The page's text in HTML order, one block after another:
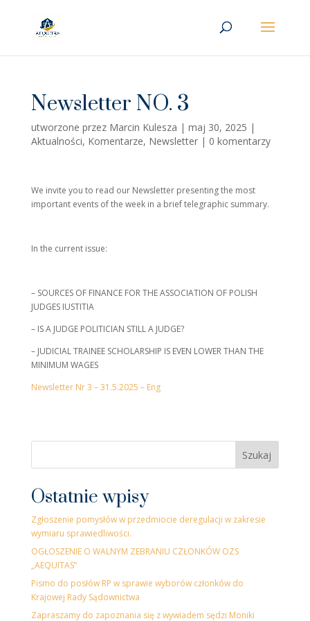
Newsletter NO. 3
utworzone przez Marcin Kulesza | maj 30, 2025 |
Aktualności, Komentarze, Newsletter| 0 komentarzy
We invite you to read our Newsletter presenting the most
important events of the week in a brief telegraphic summary.
In the current issue:
– SOURCES OF FINANCE FOR THE ASSOCIATION OF POLISH
JUDGES IUSTITIA
– IS A JUDGE POLITICIAN STILL A JUDGE?
– JUDICIAL TRAINEE SCHOLARSHIP IS EVEN LOWER THAN THE
MINIMUM WAGES
Newsletter Nr 3 – 31.5.2025 – Eng
Szukaj
Ostatnie wpisy
Zgłoszenie pomysłów w przedmiocie deregulacji w zakresie
wymiaru sprawiedliwości.
OGŁOSZENIE O WALNYM ZEBRANIU CZŁONKÓW OZS
„AEQUITAS”
Pismo do posłów RP w sprawie wyborów członków do
Krajowej Rady Sądownictwa
Zapraszamy do zapoznania się z wywiadem sędzi Moniki